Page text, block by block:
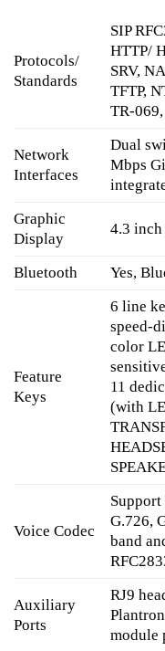
Protocols/
Standards
SIP
HTTP/
SRV,
TFTP,
TR-069,
Network
Interfaces
Dual
Mbps
Graphic
Display
4.3
Bluetooth Yes,
Feature
Keys
6 line
speed-
color
11
(with
Voice Codec
G.726,
band
Auxiliary
Ports
RJ9
module